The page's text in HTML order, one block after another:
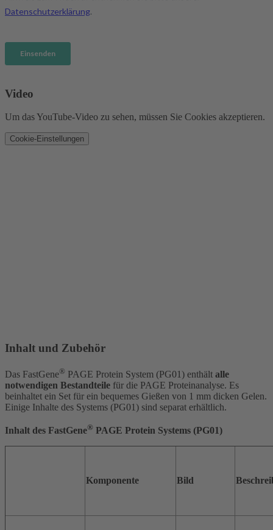
Video
Um das YouTube-Video zu sehen, müssen Sie Cookies akzeptieren.
Cookie-Einstellungen
Inhalt und Zubehör
Das FastGene® PAGE Protein System (PG01) enthält alle
notwendigen Bestandteile für die PAGE Proteinanalyse. Es
beinhaltet ein Set für ein bequemes Gießen von 1 mm dicken Gelen.
Einige Inhalte des Systems (PG01) sind separat erhältlich.
Inhalt des FastGene® PAGE Protein Systems (PG01)
Komponente Bild